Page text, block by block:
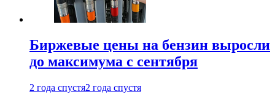
Биржевые цены на бензин выросли
до максимума с сентября
2 года спустя2 года спустя